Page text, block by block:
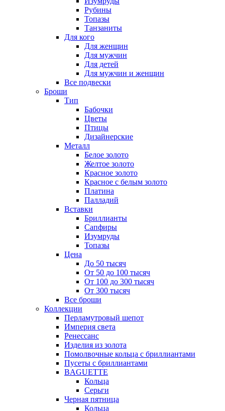
Рубины
Топазы
Танзаниты
Для кого
Для женщин
Для мужчин
Для детей
Для мужчин и женщин
Все подвески
Броши
Тип
Бабочки
Цветы
Птицы
Дизайнерские
Металл
Белое золото
Желтое золото
Красное золото
Красное с белым золото
Платина
Палладий
Вставки
Бриллианты
Сапфиры
Изумруды
Топазы
Цена
До 50 тысяч
От 50 до 100 тысяч
От 100 до 300 тысяч
От 300 тысяч
Все броши
Коллекции
Перламутровый шепот
Империя света
Ренессанс
Изделия из золота
Помолвочные кольца с бриллиантами
Пусеты с бриллиантами
BAGUETTE
Кольца
Серьги
Черная пятница
Кольца